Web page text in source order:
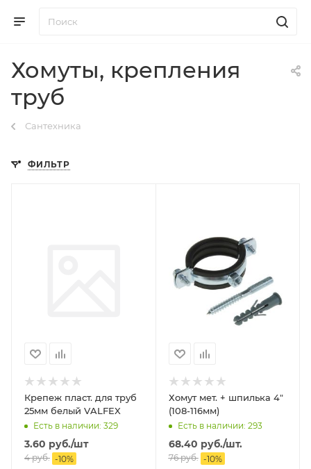
Хомуты, крепления
труб
Сантехника
ФИЛЬТР
Крепеж пласт. для труб
25мм белый VALFEX
Есть в наличии: 329
3.60 руб./шт
4руб. -10%
Хомут мет. + шпилька 4"
(108-116мм)
Есть в наличии: 293
68.40 руб./шт.
76руб. -10%